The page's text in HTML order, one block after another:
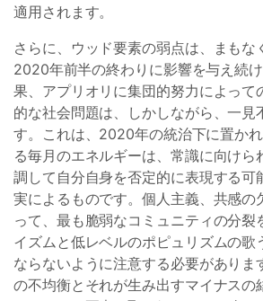
適用されます。
さらに、ウッド要素の弱点は、まもな
2020年前半の終わりに影響を与え続
果、アプリオリに集団的努力によって
的な社会問題は、しかしながら、一見
す。これは、2020年の統治下に置か
る毎月のエネルギーは、常識に向けら
調して自分自身を否定的に表現する可
実によるものです。個人主義、共感の
って、最も脆弱なコミュニティの分裂
イズムと低レベルのポピュリズムの歌
ならないように注意する必要がありま
の不均衡とそれが生み出すマイナスの